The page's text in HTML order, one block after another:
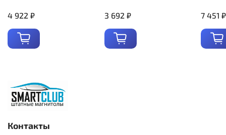
4 922 ₽ 3 692 ₽ 7 451 ₽
Контакты